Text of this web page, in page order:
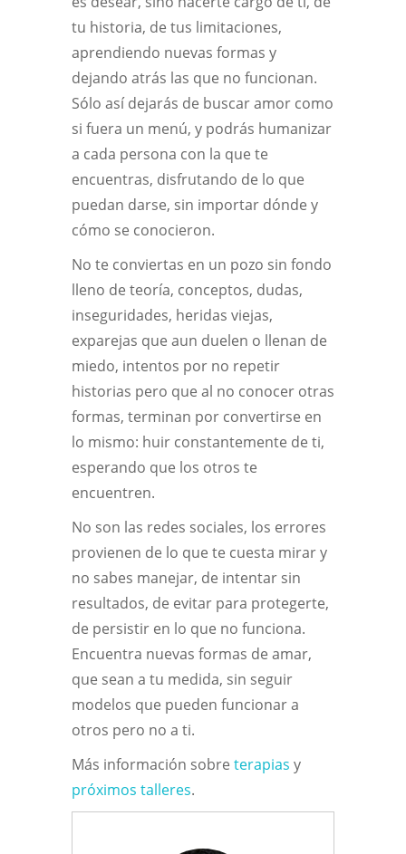
tu historia, de tus limitaciones,
aprendiendo nuevas formas y
dejando atrás las que no funcionan.
Sólo así dejarás de buscar amor como
si fuera un menú, y podrás humanizar
a cada persona con la que te
encuentras, disfrutando de lo que
puedan darse, sin importar dónde y
cómo se conocieron.
No te conviertas en un pozo sin fondo
lleno de teoría, conceptos, dudas,
inseguridades, heridas viejas,
exparejas que aun duelen o llenan de
miedo, intentos por no repetir
historias pero que al no conocer otras
formas, terminan por convertirse en
lo mismo: huir constantemente de ti,
esperando que los otros te
encuentren.
No son las redes sociales, los errores
provienen de lo que te cuesta mirar y
no sabes manejar, de intentar sin
resultados, de evitar para protegerte,
de persistir en lo que no funciona.
Encuentra nuevas formas de amar,
que sean a tu medida, sin seguir
modelos que pueden funcionar a
otros pero no a ti.
Más información sobre terapias y
próximos talleres.